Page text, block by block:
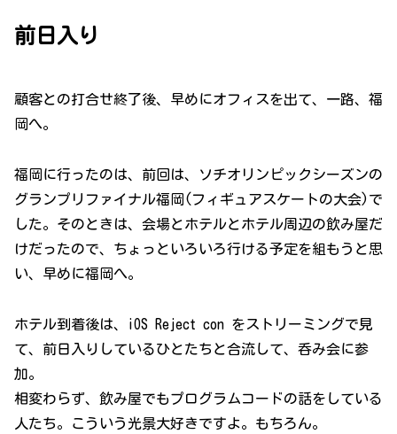
前日入り
顧客との打合せ終了後、早めにオフィスを出て、一路、福
岡へ。
福岡に行ったのは、前回は、ソチオリンピックシーズンの
グランプリファイナル福岡(フィギュアスケートの大会)で
した。そのときは、会場とホテルとホテル周辺の飲み屋だ
けだったので、ちょっといろいろ行ける予定を組もうと思
い、早めに福岡へ。
ホテル到着後は、iOS Reject con をストリーミングで見
て、前日入りしているひとたちと合流して、呑み会に参
加。
相変わらず、飲み屋でもプログラムコードの話をしている
人たち。こういう光景大好きですよ。もちろん。